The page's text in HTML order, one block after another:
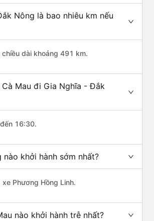
Nông là bao nhiêu km nếu
dài khoảng 491 km.
Mau đi Gia Nghĩa - Đắk
16:30.
khởi hành sớm nhất?
Phương Hồng Linh.
nào khởi hành trễ nhất?